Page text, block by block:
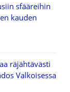
sfääreihin
kauden
räjähtävästi
Valkoisessa